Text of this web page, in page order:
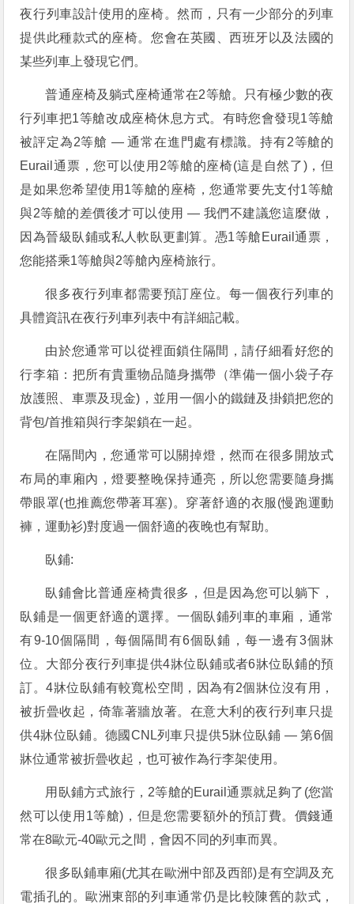
夜行列車設計使用的座椅。然而，只有一少部分的列車
提供此種款式的座椅。您會在英國、西班牙以及法國的
某些列車上發現它們。
普通座椅及躺式座椅通常在2等艙。只有極少數的夜
行列車把1等艙改成座椅休息方式。有時您會發現1等艙
被評定為2等艙 — 通常在進門處有標識。持有2等艙的
Eurail通票，您可以使用2等艙的座椅(這是自然了)，但
是如果您希望使用1等艙的座椅，您通常要先支付1等艙
與2等艙的差價後才可以使用 — 我們不建議您這麼做，
因為晉級臥鋪或私人軟臥更劃算。憑1等艙Eurail通票，
您能搭乘1等艙與2等艙內座椅旅行。
很多夜行列車都需要預訂座位。每一個夜行列車的
具體資訊在夜行列車列表中有詳細記載。
由於您通常可以從裡面鎖住隔間，請仔細看好您的
行李箱：把所有貴重物品隨身攜帶（準備一個小袋子存
放護照、車票及現金)，並用一個小的鐵鏈及掛鎖把您的
背包/首推箱與行李架鎖在一起。
在隔間內，您通常可以關掉燈，然而在很多開放式
布局的車廂內，燈要整晚保持通亮，所以您需要隨身攜
帶眼罩(也推薦您帶著耳塞)。穿著舒適的衣服(慢跑運動
褲，運動衫)對度過一個舒適的夜晚也有幫助。
臥鋪:
臥鋪會比普通座椅貴很多，但是因為您可以躺下，
臥鋪是一個更舒適的選擇。一個臥鋪列車的車廂，通常
有9-10個隔間，每個隔間有6個臥鋪，每一邊有3個牀
位。大部分夜行列車提供4牀位臥鋪或者6牀位臥鋪的預
訂。4牀位臥鋪有較寬松空間，因為有2個牀位沒有用，
被折曡收起，倚靠著牆放著。在意大利的夜行列車只提
供4牀位臥鋪。德國CNL列車只提供5牀位臥鋪 — 第6個
牀位通常被折曡收起，也可被作為行李架使用。
用臥鋪方式旅行，2等艙的Eurail通票就足夠了(您當
然可以使用1等艙)，但是您需要額外的預訂費。價錢通
常在8歐元-40歐元之間，會因不同的列車而異。
很多臥鋪車廂(尤其在歐洲中部及西部)是有空調及充
電插孔的。歐洲東部的列車通常仍是比較陳舊的款式，